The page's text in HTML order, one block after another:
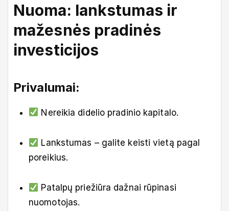
Nuoma: lankstumas ir
mažesnės pradinės
investicijos
Privalumai:
Nereikia didelio pradinio kapitalo.
Lankstumas – galite keisti vietą pagal
poreikius.
Patalpų priežiūra dažnai rūpinasi
nuomotojas.